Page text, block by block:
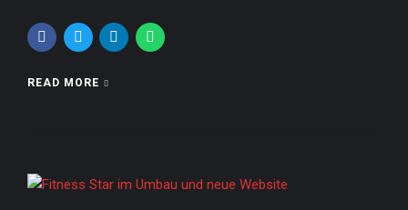
READ MORE